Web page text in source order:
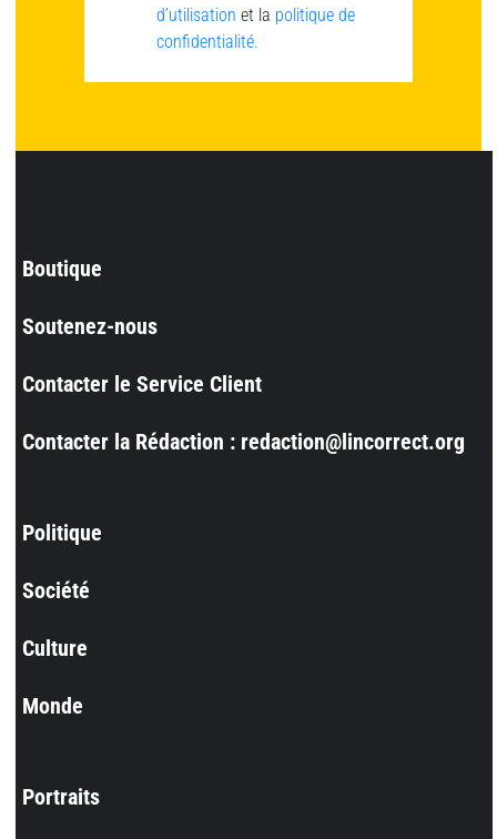
d’utilisation et la politique de
confidentialité.
Boutique
Soutenez-nous
Contacter le Service Client
Contacter la Rédaction : redaction@lincorrect.org
Politique
Société
Culture
Monde
Portraits